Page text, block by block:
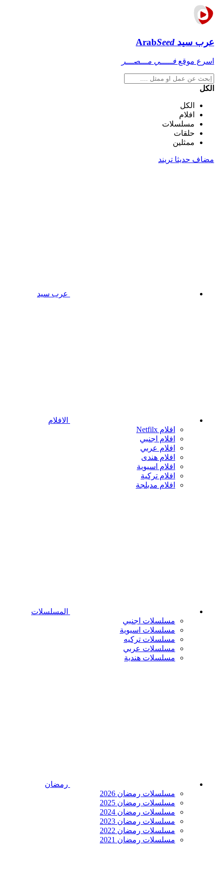
عرب سيد ArabSeed
اسرع موقع فـــــي مـــصـــر
الكل
الكل
افلام
مسلسلات
حلقات
ممثلين
مضاف حديثا تريند
عرب سيد
الافلام
افلام Netfilx
افلام اجنبي
افلام عربي
افلام هندى
افلام اسيوية
افلام تركية
افلام مدبلجة
المسلسلات
مسلسلات اجنبي
مسلسلات اسيوية
مسلسلات تركيه
مسلسلات عربي
مسلسلات هندية
رمضان
مسلسلات رمضان 2026
مسلسلات رمضان 2025
مسلسلات رمضان 2024
مسلسلات رمضان 2023
مسلسلات رمضان 2022
مسلسلات رمضان 2021